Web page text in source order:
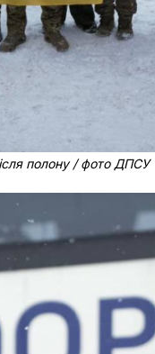
полону / фото ДПСУ